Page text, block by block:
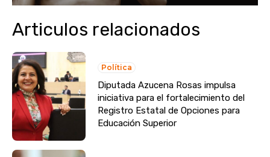
Articulos relacionados
Política
Diputada Azucena Rosas impulsa
iniciativa para el fortalecimiento del
Registro Estatal de Opciones para
Educación Superior